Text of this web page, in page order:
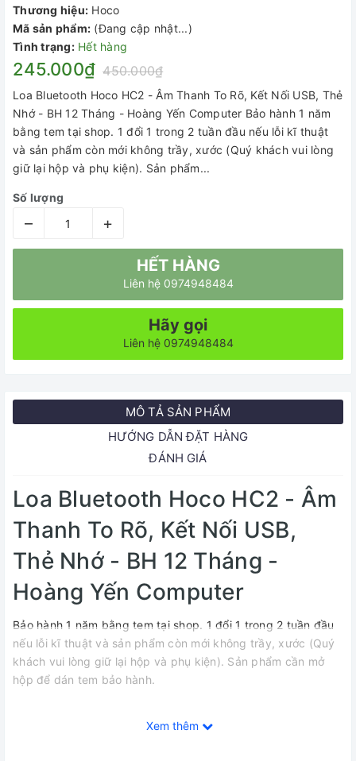
Thương hiệu: Hoco
Mã sản phẩm: (Đang cập nhật...)
Tình trạng: Hết hàng
245.000₫ 450.000₫
Loa Bluetooth Hoco HC2 - Âm Thanh To Rõ, Kết Nối USB, Thẻ
Nhớ - BH 12 Tháng - Hoàng Yến Computer Bảo hành 1 năm
bằng tem tại shop. 1 đổi 1 trong 2 tuần đầu nếu lỗi kĩ thuật
và sản phẩm còn mới không trầy, xước (Quý khách vui lòng
giữ lại hộp và phụ kiện). Sản phẩm...
Số lượng
– +
HẾT HÀNG
Liên hệ 0974948484
Hãy gọi
Liên hệ 0974948484
MÔ TẢ SẢN PHẨM
HƯỚNG DẪN ĐẶT HÀNG
ĐÁNH GIÁ
Loa Bluetooth Hoco HC2 - Âm
Thanh To Rõ, Kết Nối USB,
Thẻ Nhớ - BH 12 Tháng -
Hoàng Yến Computer
Bảo hành 1 năm bằng tem tại shop. 1 đổi 1 trong 2 tuần đầu
nếu lỗi kĩ thuật và sản phẩm còn mới không trầy, xước (Quý
khách vui lòng giữ lại hộp và phụ kiện). Sản phẩm cần mở
hộp để dán tem bảo hành.
Xem thêm